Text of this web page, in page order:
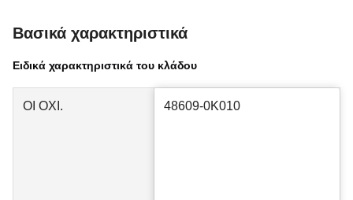
Βασικά χαρακτηριστικά
Ειδικά χαρακτηριστικά του κλάδου
ΟΙ ΟΧΙ. 48609-0K010